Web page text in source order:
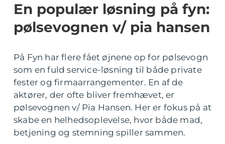
En populær løsning på fyn:
pølsevognen v/ pia hansen
På Fyn har flere fået øjnene op for pølsevogn
som en fuld service-løsning til både private
fester og firmaarrangementer. En af de
aktører, der ofte bliver fremhævet, er
pølsevognen v/ Pia Hansen. Her er fokus på at
skabe en helhedsoplevelse, hvor både mad,
betjening og stemning spiller sammen.